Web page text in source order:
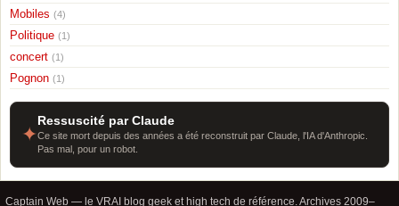
Mobiles (4)
Politique (1)
concert (1)
Pognon (1)
✦
Ressuscité par Claude
Ce site mort depuis des années a été reconstruit par Claude, l'IA d'Anthropic.
Pas mal, pour un robot.
Captain Web — le VRAI blog geek et high tech de référence. Archives 2009–